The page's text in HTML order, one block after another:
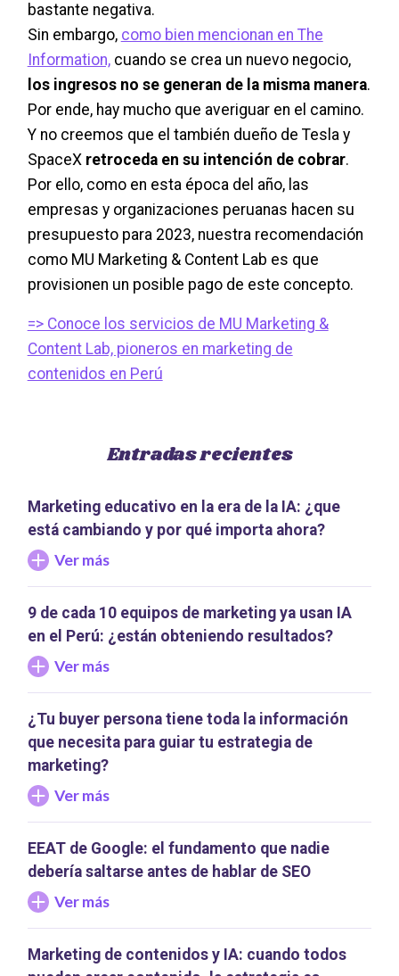
bastante negativa.
Sin embargo, como bien mencionan en The
Information,cuando se crea un nuevo negocio,
los ingresos no se generan de la misma manera.
Por ende, hay mucho que averiguar en el camino.
Y no creemos que el también dueño de Tesla y
SpaceX retroceda en su intención de cobrar.
Por ello, como en esta época del año, las
empresas y organizaciones peruanas hacen su
presupuesto para 2023, nuestra recomendación
como MU Marketing & Content Lab es que
provisionen un posible pago de este concepto.
=> Conoce los servicios de MU Marketing &
Content Lab, pioneros en marketing de
contenidos en Perú
Entradas recientes
Marketing educativo en la era de la IA: ¿que
está cambiando y por qué importa ahora?
Ver más
9 de cada 10 equipos de marketing ya usan IA
en el Perú: ¿están obteniendo resultados?
Ver más
¿Tu buyer persona tiene toda la información
que necesita para guiar tu estrategia de
marketing?
Ver más
EEAT de Google: el fundamento que nadie
debería saltarse antes de hablar de SEO
Ver más
Marketing de contenidos y IA: cuando todos